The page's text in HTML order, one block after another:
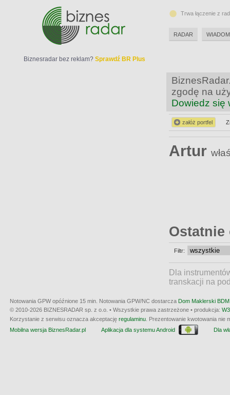
zgodę na
Dowiedz się
załóż portfel
Artur
Ostatnie
Filtr:
Dla
transkacji na
Biznesradar bez reklam? Sprawdź BR Plus
Trwa łączenie z
RADAR
Notowania GPW opóźnione 15 min. Notowania GPW/NC dostarcza Dom Maklerski
© 2010-2026 BIZNESRADAR sp. z o.o. • Wszystkie prawa zastrzeżone • produkcja:
Korzystanie z serwisu oznacza akceptację regulaminu . Prezentowanie kwotowania
Mobilna wersja BiznesRadar.pl
Aplikacja dla systemu Android Dla